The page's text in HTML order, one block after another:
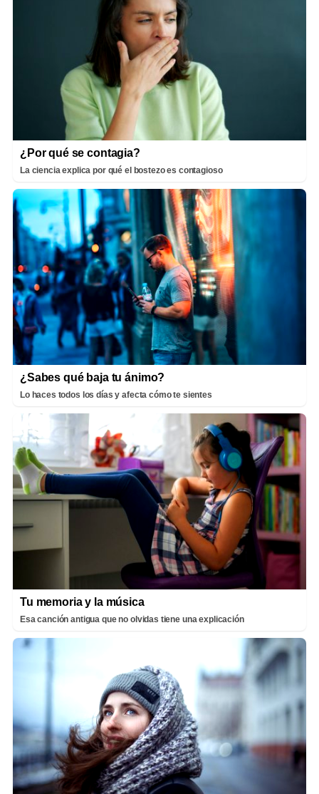
¿Por qué se contagia?
La ciencia explica por qué el bostezo es contagioso
¿Sabes qué baja tu ánimo?
Lo haces todos los días y afecta cómo te sientes
Tu memoria y la música
Esa canción antigua que no olvidas tiene una explicación